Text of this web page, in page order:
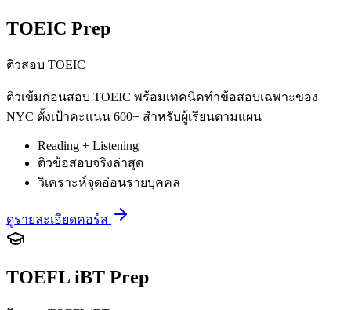
TOEIC Prep
ติวสอบ TOEIC
ติวเข้มก่อนสอบ TOEIC พร้อมเทคนิคทำข้อสอบเฉพาะของ
NYC ตั้งเป้าคะแนน 600+ สำหรับผู้เรียนตามแผน
Reading + Listening
ติวข้อสอบจริงล่าสุด
วิเคราะห์จุดอ่อนรายบุคคล
ดูรายละเอียดคอร์ส
TOEFL iBT Prep